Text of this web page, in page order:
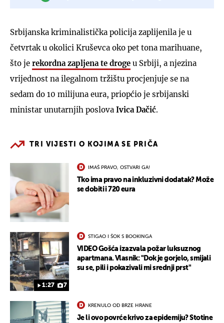
Srbijanska kriminalistička policija zaplijenila je u
četvrtak u okolici Kruševca oko pet tona marihuane,
što je rekordna zapljena te droge u Srbiji, a njezina
vrijednost na ilegalnom tržištu procjenjuje se na
sedam do 10 milijuna eura, priopćio je srbijanski
ministar unutarnjih poslova Ivica Dačić.
TRI VIJESTI O KOJIMA SE PRIČA
IMAŠ PRAVO, OSTVARI GA!
Tko ima pravo na inkluzivni dodatak? Može
se dobiti i 720 eura
1:27 7
STIGAO I ŠOK S BOOKINGA
VIDEO Gošća izazvala požar luksuznog
apartmana. Vlasnik: "Dok je gorjelo, smijali
su se, pili i pokazivali mi srednji prst"
KRENULO OD BRZE HRANE
Je li ovo povrće krivo za epidemiju? Stotine